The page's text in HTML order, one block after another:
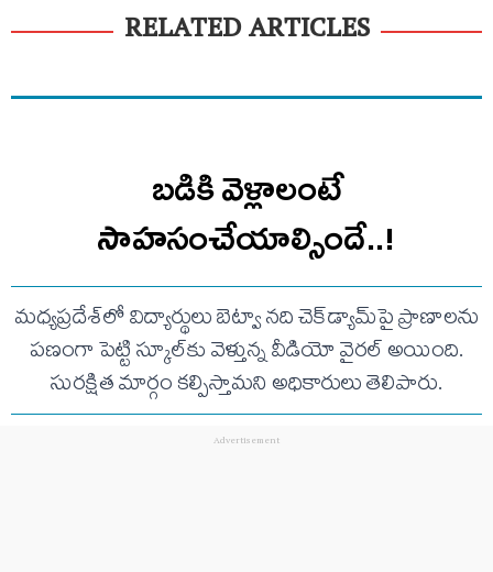
RELATED ARTICLES
బడికి వెళ్లాలంటే
సాహసంచేయాల్సిందే..!
మధ్యప్రదేశ్‌లో విద్యార్థులు బెట్వా నది చెక్‌డ్యామ్‌పై ప్రాణాలను
పణంగా పెట్టి స్కూల్‌కు వెళ్తున్న వీడియో వైరల్ అయింది.
సురక్షిత మార్గం కల్పిస్తామని అధికారులు తెలిపారు.